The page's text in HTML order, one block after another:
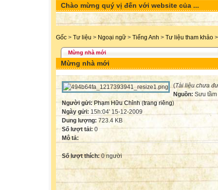
Chào mừng quý vị đến với website của ...
Gốc > Tư liệu > Ngoại ngữ > Tiếng Anh > Tư liệu tham khảo >
Mừng nhà mới
Mừng nhà mới
(Tài liệu chưa
Nguồn: Sưu tầm
Người gửi: Phạm Hữu Chỉnh(trang riêng)
Ngày gửi: 15h:04' 15-12-2009
Dung lượng: 723.4 KB
Số lượt tải: 0
Mô tả:
Số lượt thích:0 người